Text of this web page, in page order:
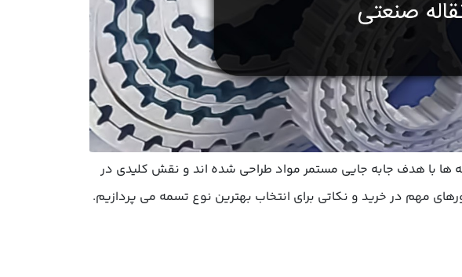
ها با هدف جابه جایی مستمر مواد طراحی شده اند و نقش کلیدی در
مهم در خرید و نکاتی برای انتخاب بهترین نوع تسمه می پردازیم.